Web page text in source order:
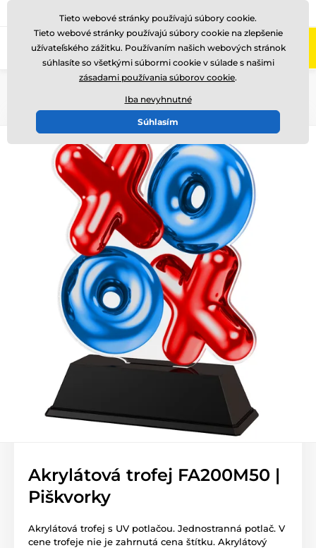
Zavolajte nám (Po-Pi 8-17) +421220255160
Akrylátová trofej FA200M50 |
Piškvorky
Akrylátová trofej s UV potlačou. Jednostranná potlač. V
cene trofeje nie je zahrnutá cena štítku. Akrylátový
Tieto webové stránky používajú súbory cookie.
Tieto webové stránky používajú súbory cookie na zlepšenie
užívateľského zážitku. Používaním našich webových stránok
súhlasíte so všetkými súbormi cookie v súlade s našimi
zásadami používania súborov cookie.
Iba nevyhnutné
Súhlasím